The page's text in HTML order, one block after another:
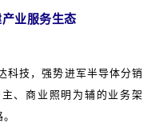
业服务生态
科技，强势进军半导体分销
、商业照明为辅的业务架